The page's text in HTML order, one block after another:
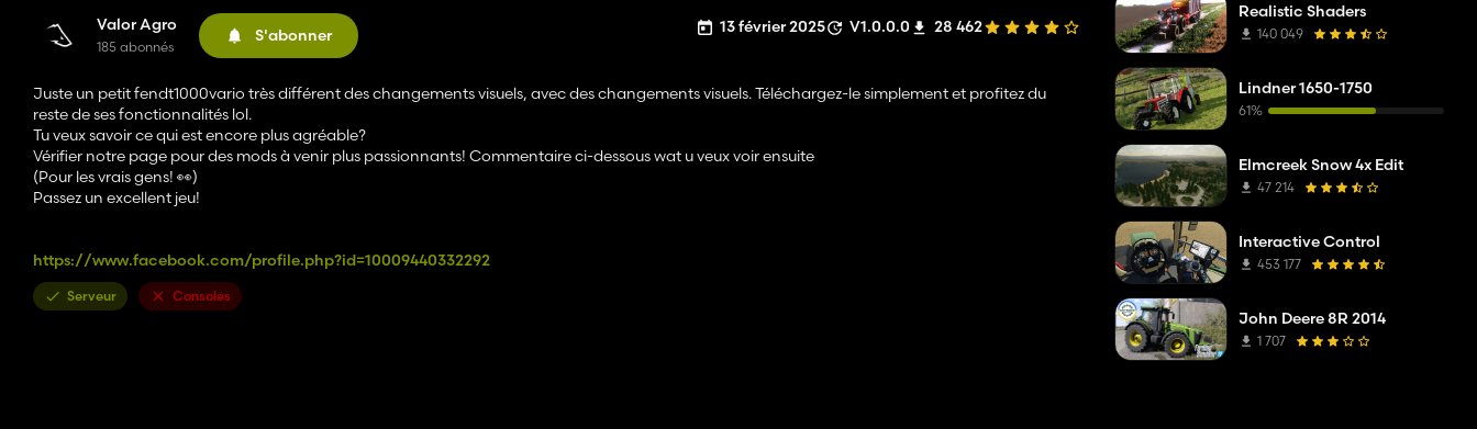
Valor Agro
185 abonnés
S'abonner 13 février 2025 V1.0.0.0 28 462
Juste un petit fendt1000vario très différent des changements visuels, avec des changements visuels. Téléchargez-le simplement et profitez du
reste de ses fonctionnalités lol.
Tu veux savoir ce qui est encore plus agréable?
Vérifier notre page pour des mods à venir plus passionnants! Commentaire ci-dessous wat u veux voir ensuite
(Pour les vrais gens! 👀)
Passez un excellent jeu!
https://www.facebook.com/profile.php?id=10009440332292
Serveur Consoles
Realistic Shaders
140 049
Lindner 1650-1750
61%
Elmcreek Snow 4x Edit
47 214
Interactive Control
453 177
John Deere 8R 2014
1 707